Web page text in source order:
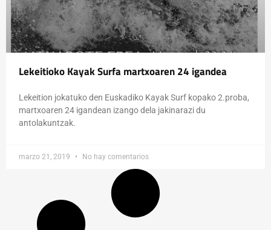
Lekeitioko Kayak Surfa martxoaren 24 igandea
Lekeition jokatuko den Euskadiko Kayak Surf kopako 2.proba,
martxoaren 24 igandean izango dela jakinarazi du
antolakuntzak.
marzo 21, 2019 No hay comentarios